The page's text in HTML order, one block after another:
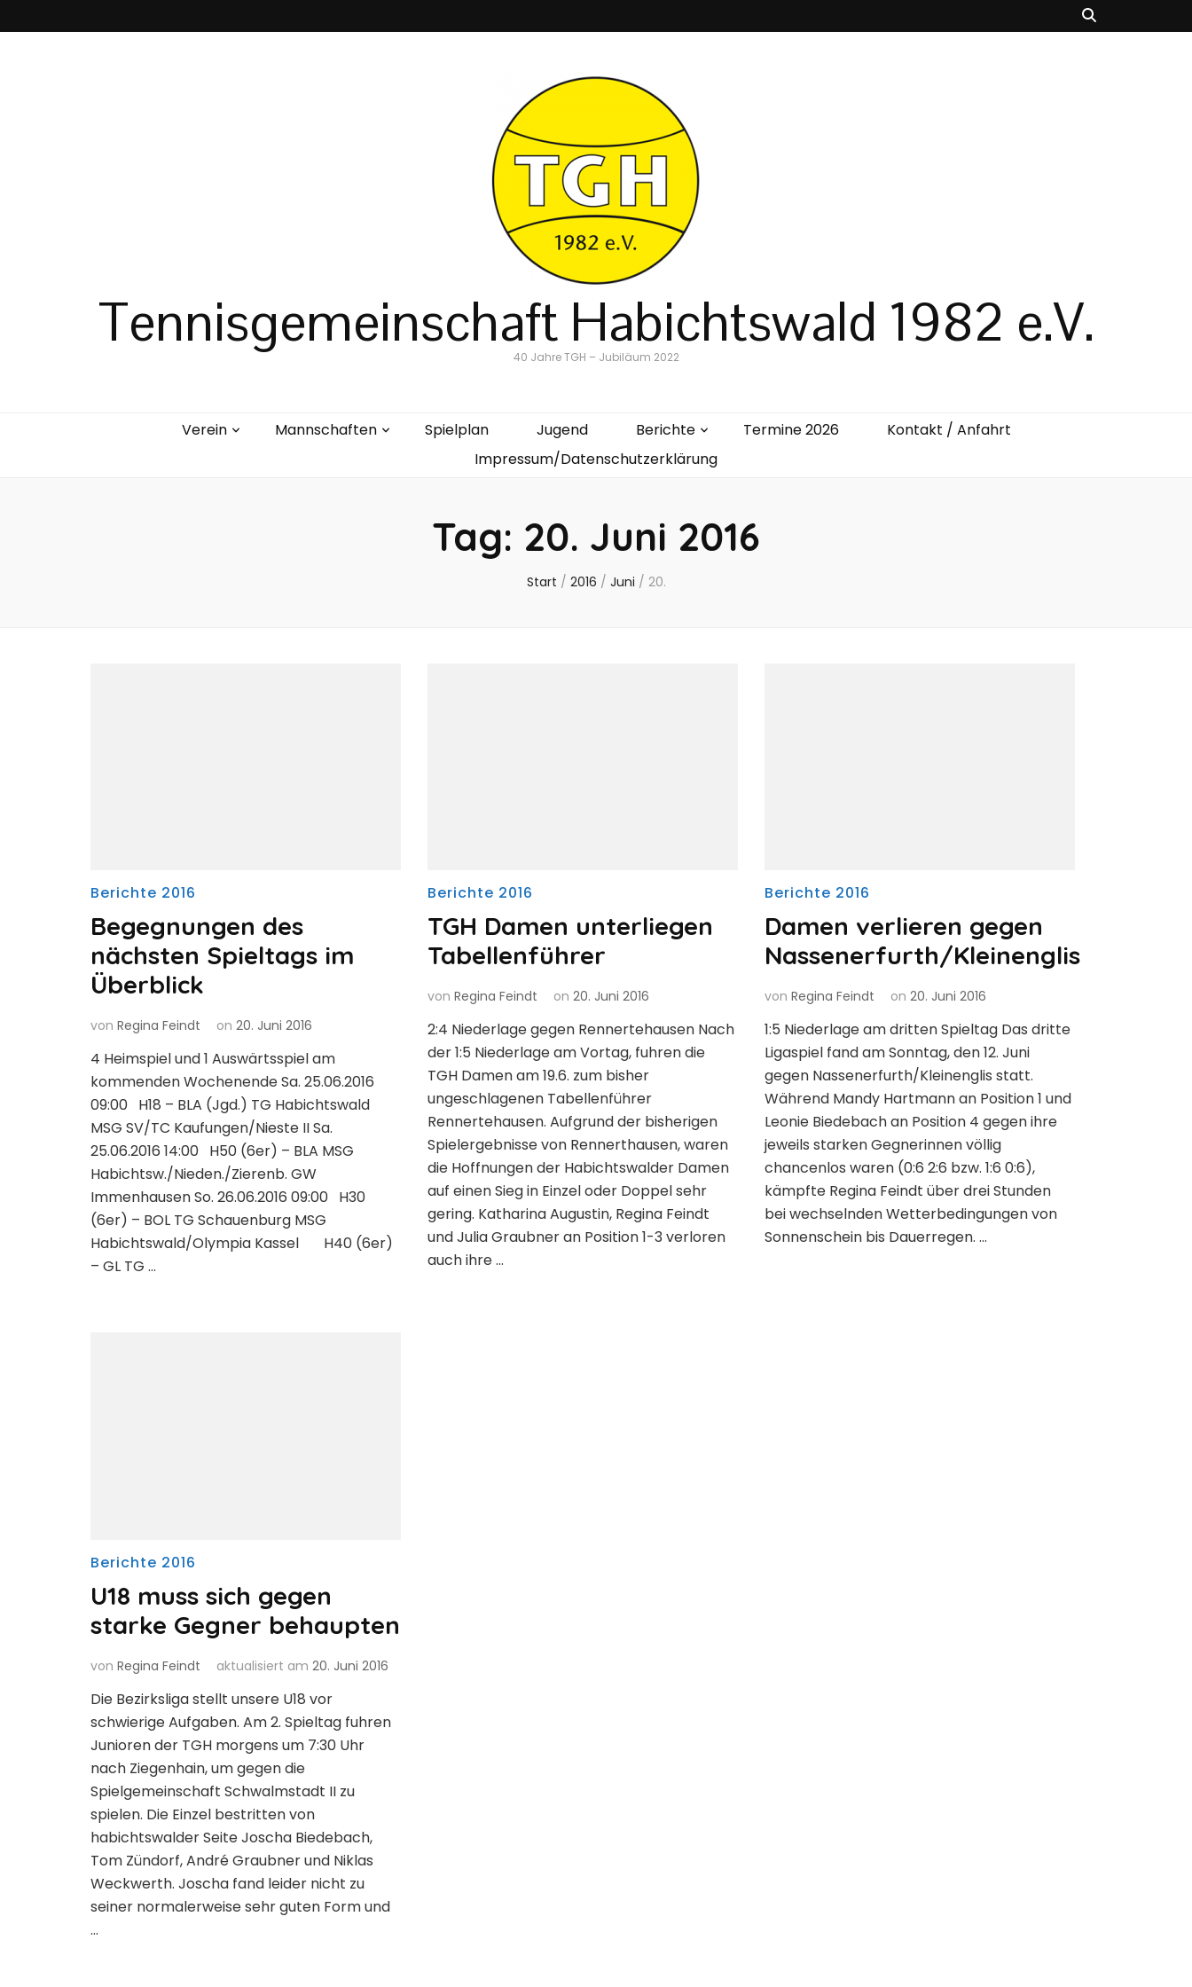
Tennisgemeinschaft Habichtswald 1982 e.V.
40 Jahre TGH – Jubiläum 2022
Verein Mannschaften Spielplan Jugend Berichte Termine 2026
Kontakt / Anfahrt
Impressum/Datenschutzerklärung
Tag: 20. Juni 2016
Start / 2016 / Juni / 20.
Berichte 2016
Begegnungen des
nächsten Spieltags im
Überblick
von Regina Feindt on 20. Juni 2016
4 Heimspiel und 1 Auswärtsspiel am
kommenden Wochenende Sa. 25.06.2016
09:00 H18 – BLA (Jgd.) TG Habichtswald
MSG SV/TC Kaufungen/Nieste II Sa.
25.06.2016 14:00 H50 (6er) – BLA MSG
Habichtsw./Nieden./Zierenb. GW
Immenhausen So. 26.06.2016 09:00 H30
(6er) – BOL TG Schauenburg MSG
Habichtswald/Olympia Kassel H40 (6er)
– GL TG …
Berichte 2016
TGH Damen unterliegen
Tabellenführer
von Regina Feindt on 20. Juni 2016
2:4 Niederlage gegen Rennertehausen Nach
der 1:5 Niederlage am Vortag, fuhren die
TGH Damen am 19.6. zum bisher
ungeschlagenen Tabellenführer
Rennertehausen. Aufgrund der bisherigen
Spielergebnisse von Rennerthausen, waren
die Hoffnungen der Habichtswalder Damen
auf einen Sieg in Einzel oder Doppel sehr
gering. Katharina Augustin, Regina Feindt
und Julia Graubner an Position 1-3 verloren
auch ihre …
Berichte 2016
Damen verlieren gegen
Nassenerfurth/Kleinenglis
von Regina Feindt on 20. Juni 2016
1:5 Niederlage am dritten Spieltag Das dritte
Ligaspiel fand am Sonntag, den 12. Juni
gegen Nassenerfurth/Kleinenglis statt.
Während Mandy Hartmann an Position 1 und
Leonie Biedebach an Position 4 gegen ihre
jeweils starken Gegnerinnen völlig
chancenlos waren (0:6 2:6 bzw. 1:6 0:6),
kämpfte Regina Feindt über drei Stunden
bei wechselnden Wetterbedingungen von
Sonnenschein bis Dauerregen. …
Berichte 2016
U18 muss sich gegen
starke Gegner behaupten
von Regina Feindt aktualisiert am 20. Juni 2016
Die Bezirksliga stellt unsere U18 vor
schwierige Aufgaben. Am 2. Spieltag fuhren
Junioren der TGH morgens um 7:30 Uhr
nach Ziegenhain, um gegen die
Spielgemeinschaft Schwalmstadt II zu
spielen. Die Einzel bestritten von
habichtswalder Seite Joscha Biedebach,
Tom Zündorf, André Graubner und Niklas
Weckwerth. Joscha fand leider nicht zu
seiner normalerweise sehr guten Form und
…